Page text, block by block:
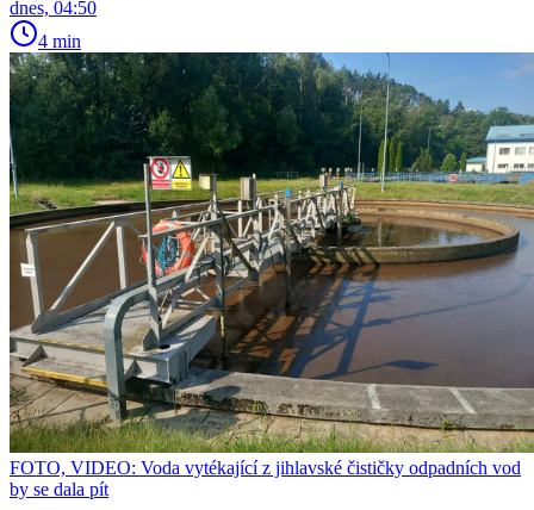
dnes, 04:50
4 min
FOTO, VIDEO: Voda vytékající z jihlavské čističky odpadních vod
by se dala pít